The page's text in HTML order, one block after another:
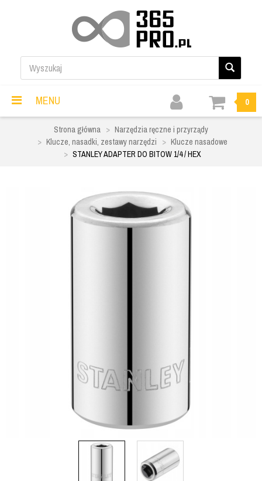
MENU 0
Strona główna
Narzędzia ręczne i przyrządy
Klucze, nasadki, zestawy narzędzi
Klucze nasadowe
STANLEY ADAPTER DO BITOW 1/4 / HEX